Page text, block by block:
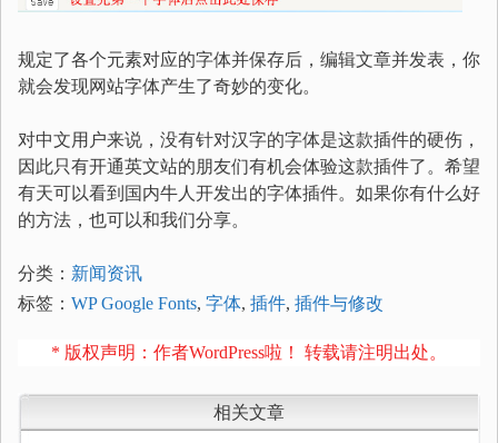
规定了各个元素对应的字体并保存后，编辑文章并发表，你
就会发现网站字体产生了奇妙的变化。
对中文用户来说，没有针对汉字的字体是这款插件的硬伤，
因此只有开通英文站的朋友们有机会体验这款插件了。希望
有天可以看到国内牛人开发出的字体插件。如果你有什么好
的方法，也可以和我们分享。
分类： 新闻资讯
标签： WP Google Fonts, 字体, 插件, 插件与修改
* 版权声明：作者WordPress啦！ 转载请注明出处。
相关文章